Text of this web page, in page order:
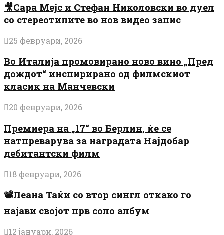
🎥Сара Мејс и Стефан Николовски во дуел
со стереотипите во нов видео запис
25 февруари, 2026
Во Италија промовирано ново вино „Пред
дождот“ инспирирано од филмскиот
класик на Манчевски
20 февруари, 2026
Премиера на „17“ во Берлин, ќе се
натпреварува за наградата Најдобар
дебитантски филм
18 февруари, 2026
📽️Леана Таќи со втор сингл откако го
најави својот прв соло албум
12 јануари, 2026